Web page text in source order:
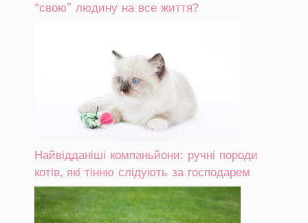
“свою” людину на все життя?
Найвідданіші компаньйони: ручні породи
котів, які тінню слідують за господарем